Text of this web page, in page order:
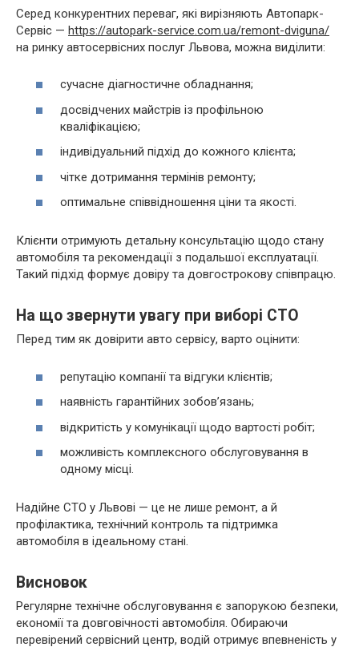
Серед конкурентних переваг, які вирізняють Автопарк-
Сервіс — https://autopark-service.com.ua/remont-dviguna/
на ринку автосервісних послуг Львова, можна виділити:
сучасне діагностичне обладнання;
досвідчених майстрів із профільною
кваліфікацією;
індивідуальний підхід до кожного клієнта;
чітке дотримання термінів ремонту;
оптимальне співвідношення ціни та якості.
Клієнти отримують детальну консультацію щодо стану
автомобіля та рекомендації з подальшої експлуатації.
Такий підхід формує довіру та довгострокову співпрацю.
На що звернути увагу при виборі СТО
Перед тим як довірити авто сервісу, варто оцінити:
репутацію компанії та відгуки клієнтів;
наявність гарантійних зобов’язань;
відкритість у комунікації щодо вартості робіт;
можливість комплексного обслуговування в
одному місці.
Надійне СТО у Львові — це не лише ремонт, а й
профілактика, технічний контроль та підтримка
автомобіля в ідеальному стані.
Висновок
Регулярне технічне обслуговування є запорукою безпеки,
економії та довговічності автомобіля. Обираючи
перевірений сервісний центр, водій отримує впевненість у